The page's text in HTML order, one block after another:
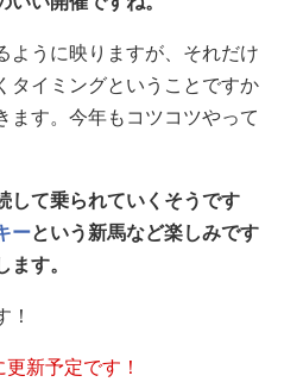
ように映りますが、それだけ
タイミングということですか
ます。今年もコツコツやって
て乗られていくそうです
ーという新馬など楽しみです
す。
！
新予定です！